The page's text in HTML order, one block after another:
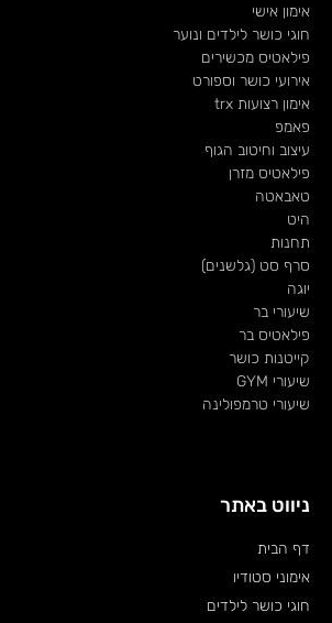
אימון אישי
חוגי כושר לילדים ונוער
פילאטיס מכשירים
אירועי כושר וספורט
אימון רצועות trx
פאמפ
עיצוב וחיטוב הגוף
פילאטיס מזרן
טאבאטה
היט
תחנות
סרף סט (גלשנים)
יוגה
שיעורי בר
פילאטיס בר
קייטנות כושר
שיעורי GYM
שיעורי טרמפולינה
ניווט באתר
דף הבית
אימוני סטודיו
חוגי כושר לילדים